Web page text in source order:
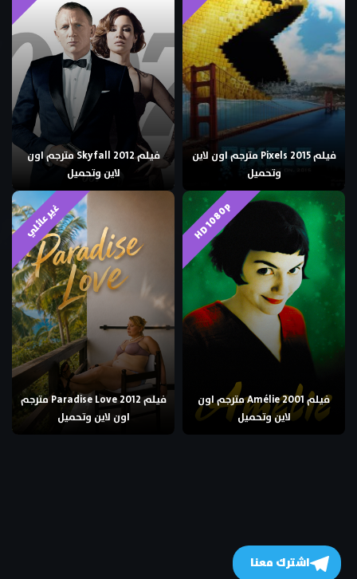
فيلم Pixels 2015 مترجم اون لاين
وتحميل
فيلم Skyfall 2012 مترجم اون
لاين وتحميل
HD 1080p
فيلم Amélie 2001 مترجم اون
لاين وتحميل
غير عائلي
فيلم Paradise Love 2012 مترجم
اون لاين وتحميل
اشترك معنا